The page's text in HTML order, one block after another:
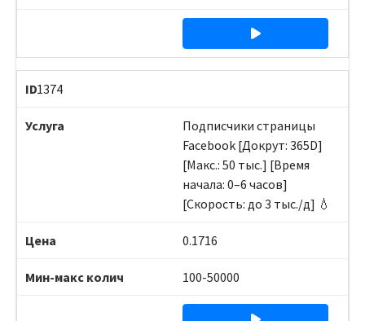
1374
Подписчики страницы
Facebook [Докрут: 365D]
[Макс.: 50 тыс.] [Время
начала: 0–6 часов]
[Скорость: до 3 тыс./д] 💧
0.1716
100-50000